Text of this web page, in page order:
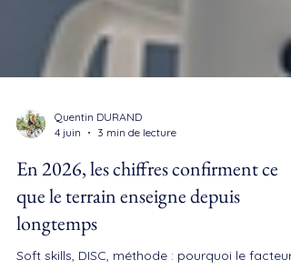
4 juin
3 min de lecture
En 2026, les chiffres confirment ce
que le terrain enseigne depuis
longtemps